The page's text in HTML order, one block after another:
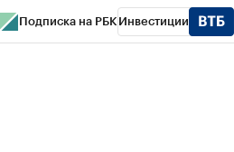
Подписка на РБК Инвестиции